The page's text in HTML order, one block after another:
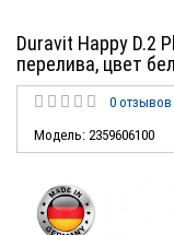
Duravit Happy D.2
перелива, цвет
0 отзывов
Модель: 2359606100